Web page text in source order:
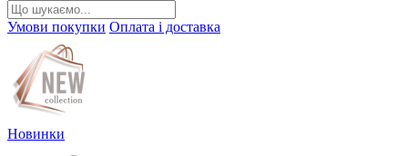
Умови покупки Оплата і доставка
Новинки